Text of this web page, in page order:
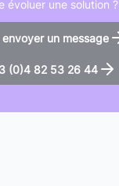
évoluer une solution ?
envoyer un message
(0)4 82 53 26 44